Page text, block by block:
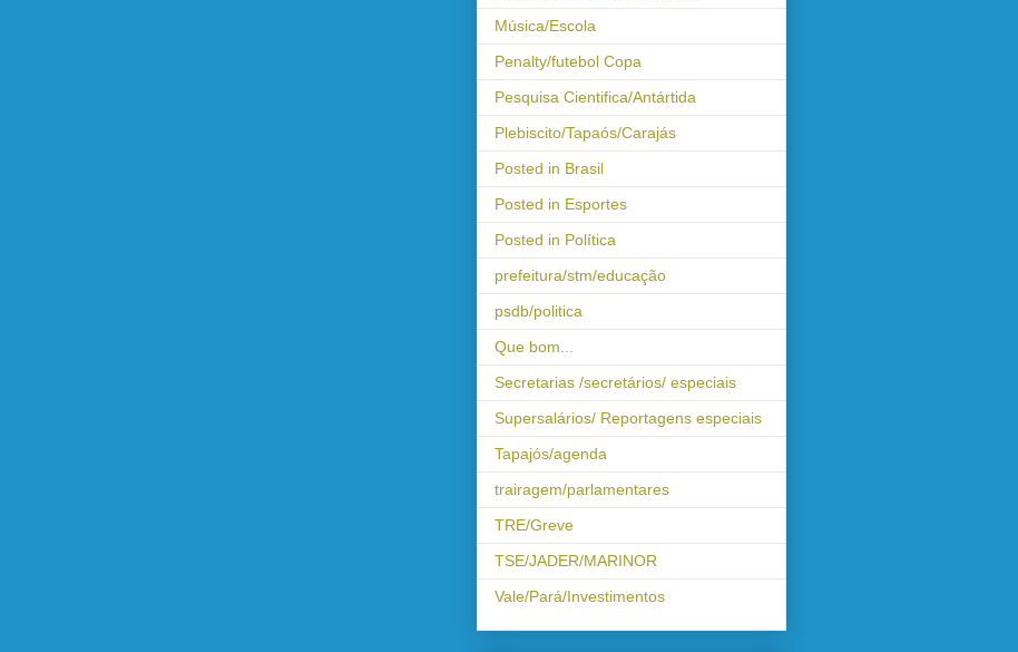
Música/Escola
Penalty/futebol Copa
Pesquisa Cientifica/Antártida
Plebiscito/Tapaós/Carajás
Posted in Brasil
Posted in Esportes
Posted in Política
prefeitura/stm/educação
psdb/politica
Que bom...
Secretarias /secretários/ especiais
Supersalários/ Reportagens especiais
Tapajós/agenda
trairagem/parlamentares
TRE/Greve
TSE/JADER/MARINOR
Vale/Pará/Investimentos